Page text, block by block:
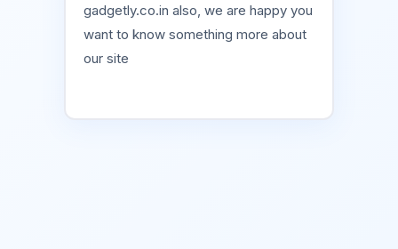
gadgetly.co.in also, we are happy you
want to know something more about
our site